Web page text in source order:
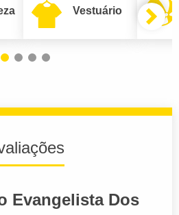
Vestuário
Evangelista Dos